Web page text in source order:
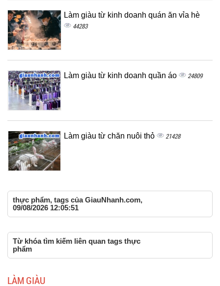
Làm giàu từ kinh doanh quán ăn vỉa hè
44283
Làm giàu từ kinh doanh quần áo 24809
Làm giàu từ chăn nuôi thỏ 21428
thực phẩm, tags của GiauNhanh.com,
09/08/2026 12:05:51
Từ khóa tìm kiếm liên quan tags thực
phẩm
LÀM GIÀU